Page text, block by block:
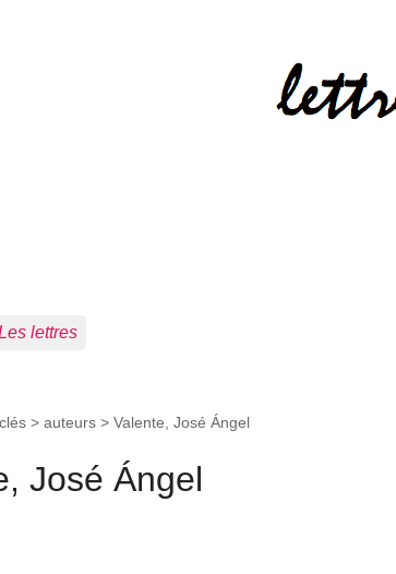
lettres
> auteurs > Valente, José Ángel
José Ángel